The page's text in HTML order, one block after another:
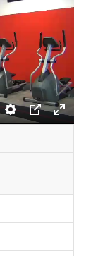
Settings
PIP
Enter